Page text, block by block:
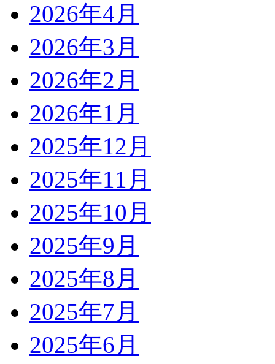
2026年4月
2026年3月
2026年2月
2026年1月
2025年12月
2025年11月
2025年10月
2025年9月
2025年8月
2025年7月
2025年6月